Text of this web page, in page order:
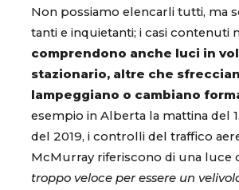
Non possiamo elencarli tutti, ma
tanti e inquietanti; i casi contenuti
comprendono anche luci in
stazionario, altre che
lampeggiano o cambiano
esempio in Alberta la mattina del
del 2019, i controlli del traffico
McMurray riferiscono di una luce
troppo veloce per essere un